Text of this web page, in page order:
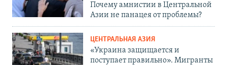
Почему амнистии в Центральной
Азии не панацея от проблемы?
ЦЕНТРАЛЬНАЯ АЗИЯ
«Украина защищается и
поступает правильно». Мигранты